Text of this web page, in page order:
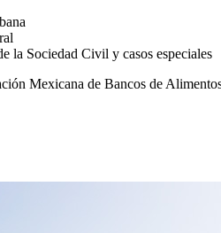
la Sociedad Civil y casos especiales
Mexicana de Bancos de